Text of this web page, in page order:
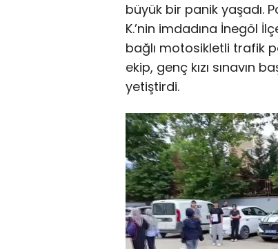
büyük bir panik yaşadı.
K.’nin imdadına İnegöl
bağlı motosikletli trafik
ekip, genç kızı sınavın
yetiştirdi.